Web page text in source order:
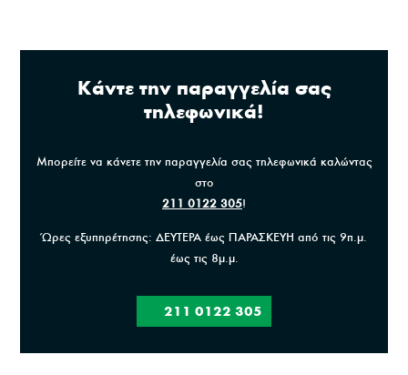
Κάντε την παραγγελία σας
τηλεφωνικά!
Μπορείτε να κάνετε την παραγγελία σας τηλεφωνικά καλώντας
στο
211 0122 305!
Ώρες εξυπηρέτησης: ΔΕΥΤΕΡΑ έως ΠΑΡΑΣΚΕΥΗ από τις 9π.μ.
έως τις 8μ.μ.
211 0122 305